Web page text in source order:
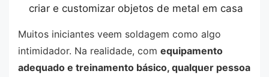
criar e customizar objetos de metal em casa
Muitos iniciantes veem soldagem como algo
intimidador. Na realidade, com equipamento
adequado e treinamento básico, qualquer pessoa